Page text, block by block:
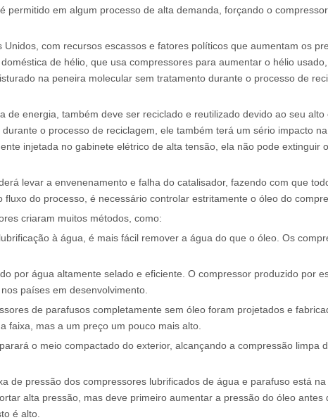
em algum processo de alta demanda, forçando o
com recursos escassos e fatores políticos que aumentam os
de hélio, que usa compressores para aumentar o hélio
na peneira molecular sem tratamento durante o processo de
energia, também deve ser reciclado e reutilizado devido ao seu alto
o processo de reciclagem, ele também terá um sério impacto
injetada no gabinete elétrico de alta tensão, ela não pode extinguir
levar a envenenamento e falha do catalisador, fazendo com que
do processo, é necessário controlar estritamente o óleo do
criaram muitos métodos, como:
à água, é mais fácil remover a água do que o óleo. Os
por água altamente selado e eficiente. O compressor produzido por
países em desenvolvimento.
de parafusos completamente sem óleo foram projetados e
faixa, mas a um preço um pouco mais alto.
o meio compactado do exterior, alcançando a compressão limpa
de pressão dos compressores lubrificados de água e parafuso está
alta pressão, mas deve primeiro aumentar a pressão do óleo
é alto.